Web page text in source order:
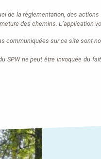
de la réglementation, des
des chemins. L’application
communiquées sur ce site sont
SPW ne peut être invoquée du